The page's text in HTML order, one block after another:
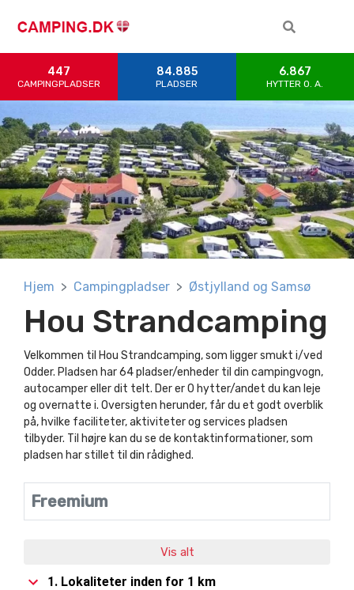
447
CAMPINGPLADSER
84.885
PLADSER
6.867
HYTTER 0. A.
Hjem Campingpladser Østjylland og Samsø
Hou Strandcamping
Velkommen til Hou Strandcamping, som ligger smukt i/ved
Odder. Pladsen har 64 pladser/enheder til din campingvogn,
autocamper eller dit telt. Der er 0 hytter/andet du kan leje
og overnatte i. Oversigten herunder, får du et godt overblik
på, hvilke faciliteter, aktiviteter og services pladsen
tilbyder. Til højre kan du se de kontaktinformationer, som
pladsen har stillet til din rådighed.
Freemium
Vis alt
1. Lokaliteter inden for 1 km